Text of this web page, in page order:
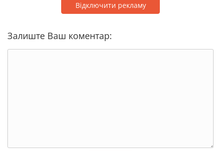
Відключити рекламу
Залиште Ваш коментар: